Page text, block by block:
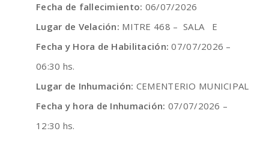
Fecha de fallecimiento: 06/07/2026
Lugar de Velación: MITRE 468 – SALA E
Fecha y Hora de Habilitación: 07/07/2026 –
06:30 hs.
Lugar de Inhumación: CEMENTERIO MUNICIPAL
Fecha y hora de Inhumación: 07/07/2026 –
12:30 hs.